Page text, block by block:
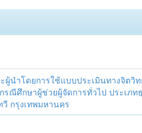
ผู้นำโดยการใช้แบบประเมินทางจิตวิ
ณีศึกษาผู้ช่วยผู้จัดการทั่วไป ประเภท
วี กรุงเทพมหานคร